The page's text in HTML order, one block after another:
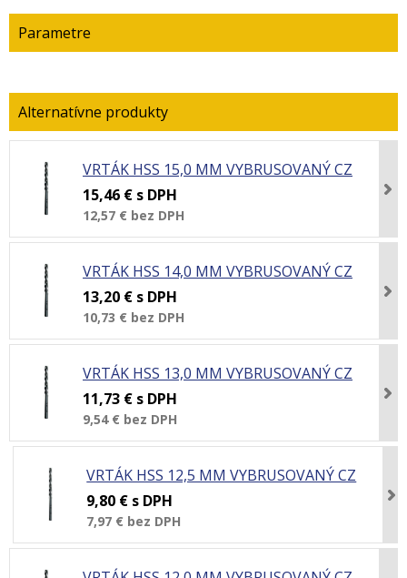
Parametre
VRTÁK HSS 15,0 MM VYBRUSOVANÝ CZ
15,46 € s DPH
12,57 € bez DPH
VRTÁK HSS 14,0 MM VYBRUSOVANÝ CZ
13,20 € s DPH
10,73 € bez DPH
VRTÁK HSS 13,0 MM VYBRUSOVANÝ CZ
11,73 € s DPH
9,54 € bez DPH
VRTÁK HSS 12,5 MM VYBRUSOVANÝ CZ
9,80 € s DPH
7,97 € bez DPH